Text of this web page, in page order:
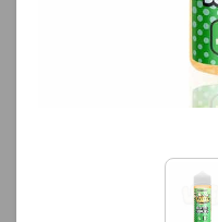
هستند.
+